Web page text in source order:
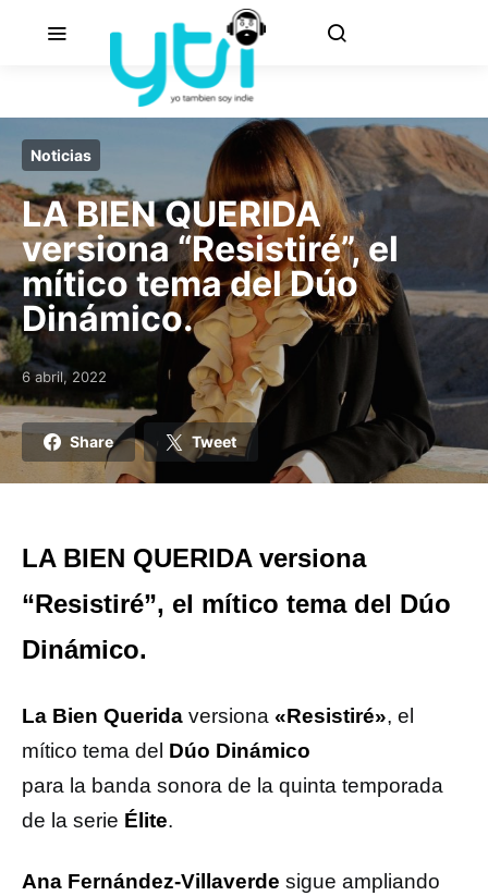
Noticias
LA BIEN QUERIDA
versiona “Resistiré”, el
mítico tema del Dúo
Dinámico.
Posted on
6 abril, 2022
Share Tweet
LA BIEN QUERIDA versiona
“Resistiré”, el mítico tema del Dúo
Dinámico.
La Bien Querida versiona «Resistiré», el
mítico tema del Dúo Dinámico
para la banda sonora de la quinta temporada
de la serie Élite.
Ana Fernández-Villaverde sigue ampliando